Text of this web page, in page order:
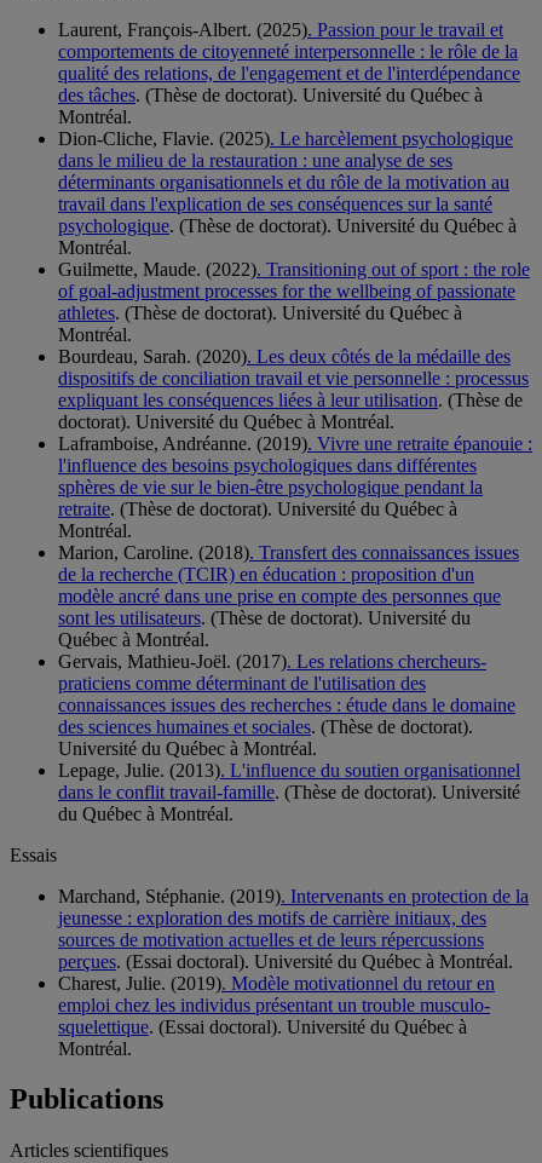
Laurent, François-Albert. (2025). Passion pour le travail et
comportements de citoyenneté interpersonnelle : le rôle de la
qualité des relations, de l'engagement et de l'interdépendance
des tâches. (Thèse de doctorat). Université du Québec à
Montréal.
Dion-Cliche, Flavie. (2025). Le harcèlement psychologique
dans le milieu de la restauration : une analyse de ses
déterminants organisationnels et du rôle de la motivation au
travail dans l'explication de ses conséquences sur la santé
psychologique. (Thèse de doctorat). Université du Québec à
Montréal.
Guilmette, Maude. (2022). Transitioning out of sport : the role
of goal-adjustment processes for the wellbeing of passionate
athletes. (Thèse de doctorat). Université du Québec à
Montréal.
Bourdeau, Sarah. (2020). Les deux côtés de la médaille des
dispositifs de conciliation travail et vie personnelle : processus
expliquant les conséquences liées à leur utilisation. (Thèse de
doctorat). Université du Québec à Montréal.
Laframboise, Andréanne. (2019). Vivre une retraite épanouie :
l'influence des besoins psychologiques dans différentes
sphères de vie sur le bien-être psychologique pendant la
retraite. (Thèse de doctorat). Université du Québec à
Montréal.
Marion, Caroline. (2018). Transfert des connaissances issues
de la recherche (TCIR) en éducation : proposition d'un
modèle ancré dans une prise en compte des personnes que
sont les utilisateurs. (Thèse de doctorat). Université du
Québec à Montréal.
Gervais, Mathieu-Joël. (2017). Les relations chercheurs-
praticiens comme déterminant de l'utilisation des
connaissances issues des recherches : étude dans le domaine
des sciences humaines et sociales. (Thèse de doctorat).
Université du Québec à Montréal.
Lepage, Julie. (2013). L'influence du soutien organisationnel
dans le conflit travail-famille. (Thèse de doctorat). Université
du Québec à Montréal.
Essais
Marchand, Stéphanie. (2019). Intervenants en protection de la
jeunesse : exploration des motifs de carrière initiaux, des
sources de motivation actuelles et de leurs répercussions
perçues. (Essai doctoral). Université du Québec à Montréal.
Charest, Julie. (2019). Modèle motivationnel du retour en
emploi chez les individus présentant un trouble musculo-
squelettique. (Essai doctoral). Université du Québec à
Montréal.
Publications
Articles scientifiques